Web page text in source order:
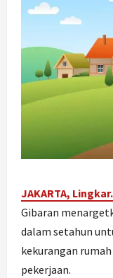
JAKARTA,
Gibaran
dalam setahun
kekurangan
pekerjaan.